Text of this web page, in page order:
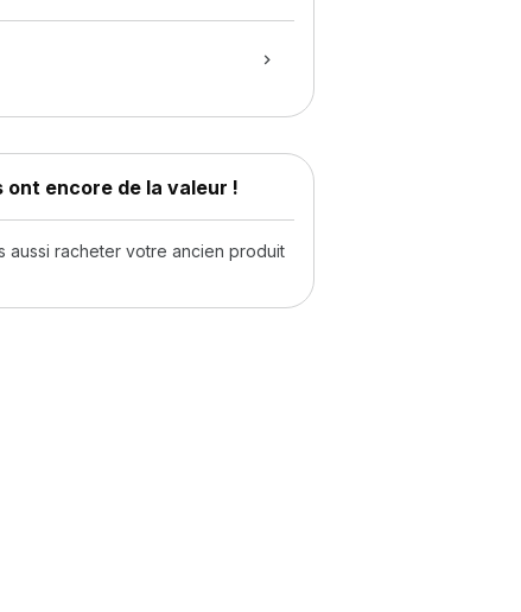
ont encore de la valeur !
aussi racheter votre ancien produit